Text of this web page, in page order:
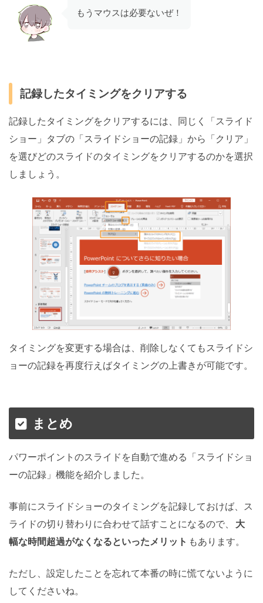
もうマウスは必要ないぜ！
記録したタイミングをクリアする
記録したタイミングをクリアするには、同じく「スライド
ショー」タブの「スライドショーの記録」から「クリア」
を選びどのスライドのタイミングをクリアするのかを選択
しましょう。
タイミングを変更する場合は、削除しなくてもスライドシ
ョーの記録を再度行えばタイミングの上書きが可能です。
まとめ
パワーポイントのスライドを自動で進める「スライドショ
ーの記録」機能を紹介しました。
事前にスライドショーのタイミングを記録しておけば、ス
ライドの切り替わりに合わせて話すことになるので、
大
幅な時間超過がなくなるといったメリット もあります。
ただし、設定したことを忘れて本番の時に慌てないように
してくださいね。